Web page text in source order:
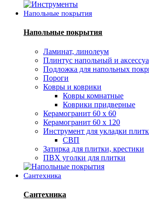
Напольные покрытия
Напольные покрытия
Ламинат, линолеум
Плинтус напольный и
Подложка для напольных
Пороги
Ковры и коврики
Ковры комнатные
Коврики придверные
Керамогранит 60 х 60
Керамогранит 60 х 120
Инструмент для укладки
СВП
Затирка для плитки, крестики
ПВХ уголки для плитки
Сантехника
Сантехника